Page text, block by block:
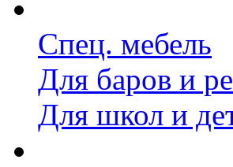
Спец. мебель
Для баров и
Для школ и